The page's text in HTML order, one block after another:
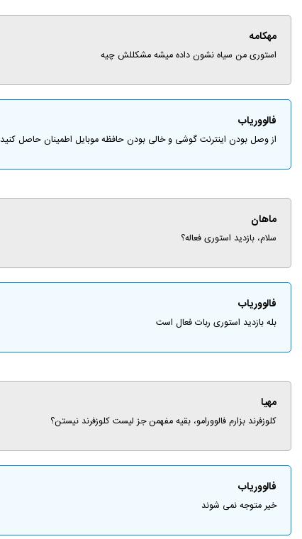
مهکامه
استوری من سیاه نشون داده میشه مشکللش چیه
فالووریاب
از وصل بودن اینترنت گوشی و خالی بودن حافظه موبایل اطمینان حاصل کنید
ماهان
سلام، بازدید استوری فعاله؟
فالووریاب
بله بازدید استوری ربات فعال است
مهیا
کلوزفرند بزارم فالوورامو، بقیه مفهمن جز لیست کلوزفرند نیستن؟
فالووریاب
خیر متوجه نمی شوند